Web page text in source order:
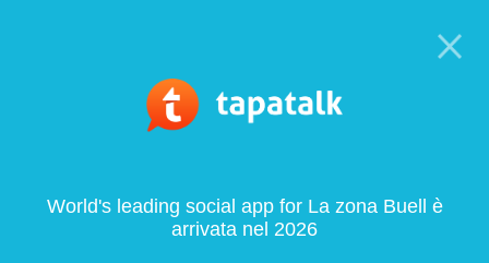
World's leading social app for La zona Buell è
arrivata nel 2026